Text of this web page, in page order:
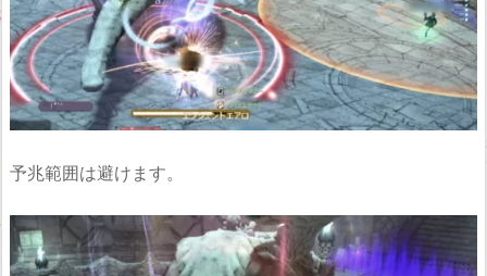
予兆範囲は避けます。